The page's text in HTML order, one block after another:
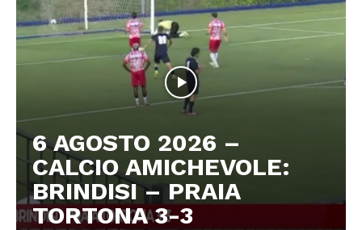
6 AGOSTO 2026 –
CALCIO AMICHEVOLE:
BRINDISI – PRAIA
TORTONA 3-3